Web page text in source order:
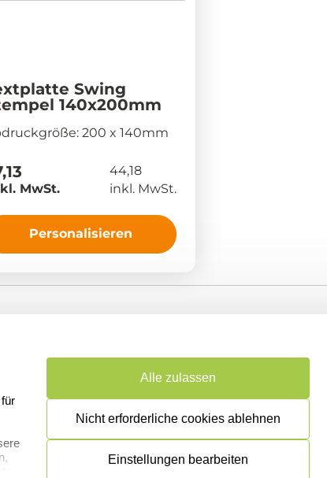
Swing
140x200mm
200 x 140mm
MwSt.
44,18
inkl. MwSt.
Personalisieren
Widerruf & Rückgabe
Alle zulassen
Nicht erforderliche cookies ablehnen
Einstellungen bearbeiten